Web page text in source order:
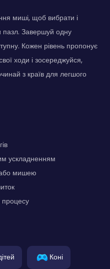
миші, щоб вибрати і
пазл. Завершуй одну
Кожен рівень пропонує
ходи і зосереджуйся,
з країв для легшого
ускладненням
мишею
процесу
Коні